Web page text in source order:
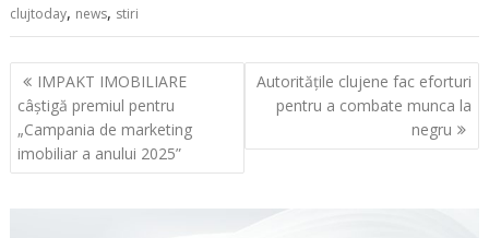
clujtoday, news, stiri
Navigare
în
articole
IMPAKT IMOBILIARE
câștigă premiul pentru
„Campania de marketing
imobiliar a anului 2025”
Autoritățile clujene fac eforturi
pentru a combate munca la
negru